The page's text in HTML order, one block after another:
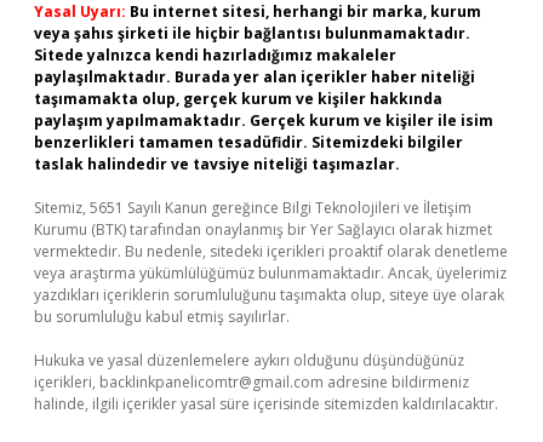
Yasal Uyarı: Bu internet sitesi, herhangi bir marka, kurum
veya şahıs şirketi ile hiçbir bağlantısı bulunmamaktadır.
Sitede yalnızca kendi hazırladığımız makaleler
paylaşılmaktadır. Burada yer alan içerikler haber niteliği
taşımamakta olup, gerçek kurum ve kişiler hakkında
paylaşım yapılmamaktadır. Gerçek kurum ve kişiler ile isim
benzerlikleri tamamen tesadüfidir. Sitemizdeki bilgiler
taslak halindedir ve tavsiye niteliği taşımazlar.
Sitemiz, 5651 Sayılı Kanun gereğince Bilgi Teknolojileri ve İletişim
Kurumu (BTK) tarafından onaylanmış bir Yer Sağlayıcı olarak hizmet
vermektedir. Bu nedenle, sitedeki içerikleri proaktif olarak denetleme
veya araştırma yükümlülüğümüz bulunmamaktadır. Ancak, üyelerimiz
yazdıkları içeriklerin sorumluluğunu taşımakta olup, siteye üye olarak
bu sorumluluğu kabul etmiş sayılırlar.
Hukuka ve yasal düzenlemelere aykırı olduğunu düşündüğünüz
içerikleri, backlinkpanelicomtr@gmail.com adresine bildirmeniz
halinde, ilgili içerikler yasal süre içerisinde sitemizden kaldırılacaktır.